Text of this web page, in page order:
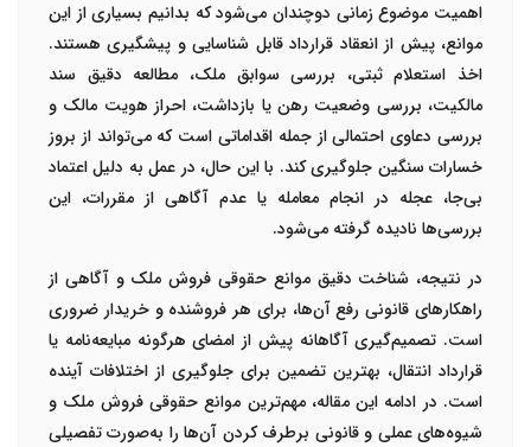
اهمیت موضوع زمانی دوچندان می‌شود که بدانیم بسیاری از این
موانع، پیش از انعقاد قرارداد قابل شناسایی و پیشگیری هستند.
اخذ استعلام ثبتی، بررسی سوابق ملک، مطالعه دقیق سند
مالکیت، بررسی وضعیت رهن یا بازداشت، احراز هویت مالک و
بررسی دعاوی احتمالی از جمله اقداماتی است که می‌تواند از بروز
خسارات سنگین جلوگیری کند. با این حال، در عمل به دلیل اعتماد
بی‌جا، عجله در انجام معامله یا عدم آگاهی از مقررات، این
بررسی‌ها نادیده گرفته می‌شود.
در نتیجه، شناخت دقیق موانع حقوقی فروش ملک و آگاهی از
راهکارهای قانونی رفع آن‌ها، برای هر فروشنده و خریدار ضروری
است. تصمیم‌گیری آگاهانه پیش از امضای هرگونه مبایعه‌نامه یا
قرارداد انتقال، بهترین تضمین برای جلوگیری از اختلافات آینده
است. در ادامه این مقاله، مهم‌ترین موانع حقوقی فروش ملک و
شیوه‌های عملی و قانونی برطرف کردن آن‌ها را به‌صورت تفصیلی